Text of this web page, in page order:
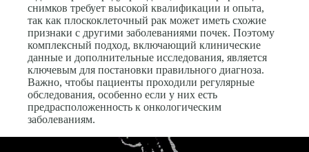
снимков требует высокой квалификации и опыта,
так как плоскоклеточный рак может иметь схожие
признаки с другими заболеваниями почек. Поэтому
комплексный подход, включающий клинические
данные и дополнительные исследования, является
ключевым для постановки правильного диагноза.
Важно, чтобы пациенты проходили регулярные
обследования, особенно если у них есть
предрасположенность к онкологическим
заболеваниям.